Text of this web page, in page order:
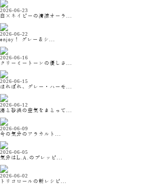
2026-06-23
白×ネイビーの清涼オーラ...
2026-06-22
enjoy！ グレー＆シ...
2026-06-16
クリーミートーンの優しさ...
2026-06-15
ほれぼれ、グレー・ハーモ...
2026-06-12
海と砂浜の空気をまとって...
2026-06-09
今の気分のアラカルト...
2026-06-05
気分はL.A.のプレッピ...
2026-06-02
トリコロールの新レシピ...